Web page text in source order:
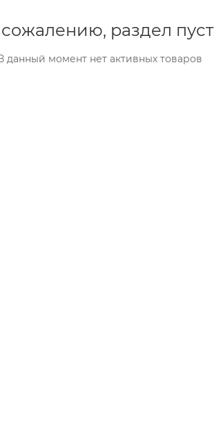
раздел пуст
данный момент нет активных товаров